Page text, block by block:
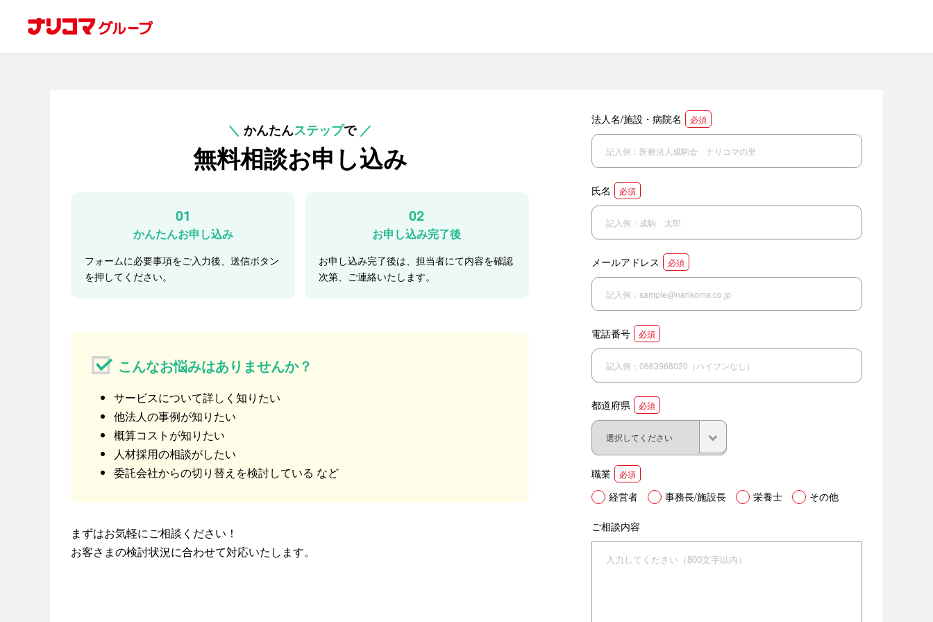
＼ かんたんステップで ／
無料相談お申し込み
01
かんたんお申し込み
フォームに必要事項をご入力後、送信ボタン
を押してください。
02
お申し込み完了後
お申し込み完了後は、担当者にて内容を確認
次第、ご連絡いたします。
こんなお悩みはありませんか？
サービスについて詳しく知りたい
他法人の事例が知りたい
概算コストが知りたい
人材採用の相談がしたい
委託会社からの切り替えを検討している など
まずはお気軽にご相談ください！
お客さまの検討状況に合わせて対応いたします。
法人名/施設・病院名 必須
氏名 必須
メールアドレス 必須
電話番号 必須
都道府県 必須
職業 必須
経営者 事務長/施設長 栄養士 その他
ご相談内容